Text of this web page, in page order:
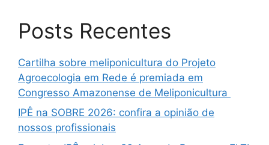
Posts Recentes
Cartilha sobre meliponicultura do Projeto
Agroecologia em Rede é premiada em
Congresso Amazonense de Meliponicultura
IPÊ na SOBRE 2026: confira a opinião de
nossos profissionais